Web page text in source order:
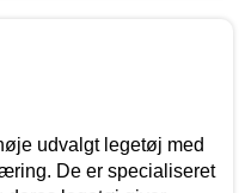
udvalgt legetøj med
De er specialiseret